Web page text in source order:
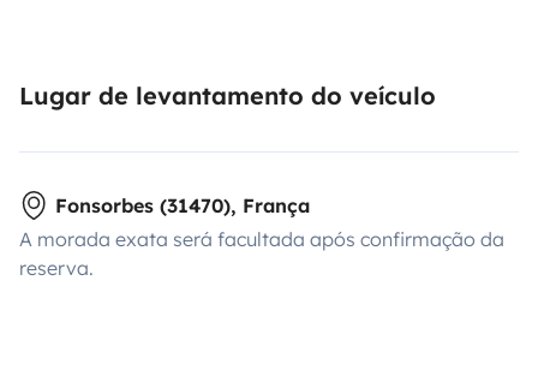
Lugar de levantamento do veículo
Fonsorbes (31470), França
A morada exata será facultada após confirmação da
reserva.